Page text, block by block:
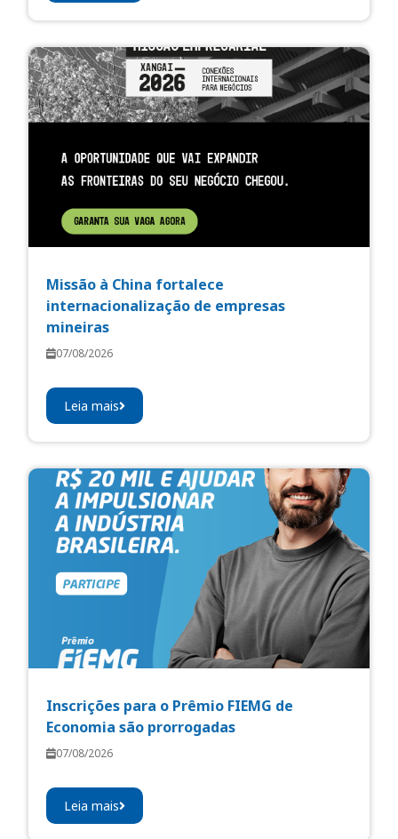
Missão à China fortalece
internacionalização de empresas
mineiras
07/08/2026
Leia mais
Inscrições para o Prêmio FIEMG de
Economia são prorrogadas
07/08/2026
Leia mais